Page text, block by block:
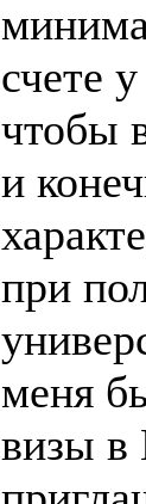
счете
чтобы
и
при
меня
визы в